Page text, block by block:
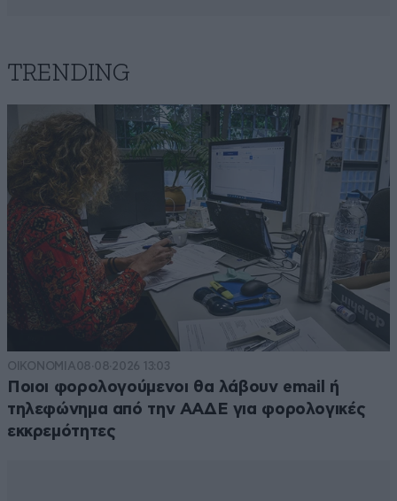
TRENDING
ΟΙΚΟΝΟΜΙΑ08·08·2026 13:03
Ποιοι φορολογούμενοι θα λάβουν email ή
τηλεφώνημα από την ΑΑΔΕ για φορολογικές
εκκρεμότητες